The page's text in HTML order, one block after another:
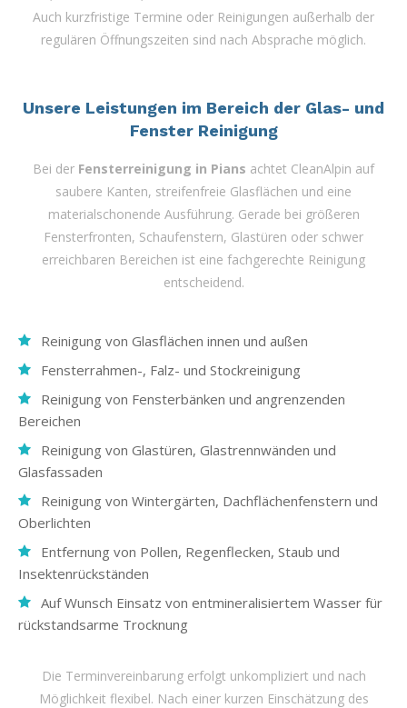
Auch kurzfristige Termine oder Reinigungen außerhalb der
regulären Öffnungszeiten sind nach Absprache möglich.
Unsere Leistungen im Bereich der Glas- und
Fenster Reinigung
Bei der Fensterreinigung in Pians achtet CleanAlpin auf
saubere Kanten, streifenfreie Glasflächen und eine
materialschonende Ausführung. Gerade bei größeren
Fensterfronten, Schaufenstern, Glastüren oder schwer
erreichbaren Bereichen ist eine fachgerechte Reinigung
entscheidend.
Reinigung von Glasflächen innen und außen
Fensterrahmen-, Falz- und Stockreinigung
Reinigung von Fensterbänken und angrenzenden
Bereichen
Reinigung von Glastüren, Glastrennwänden und
Glasfassaden
Reinigung von Wintergärten, Dachflächenfenstern und
Oberlichten
Entfernung von Pollen, Regenflecken, Staub und
Insektenrückständen
Auf Wunsch Einsatz von entmineralisiertem Wasser für
rückstandsarme Trocknung
Die Terminvereinbarung erfolgt unkompliziert und nach
Möglichkeit flexibel. Nach einer kurzen Einschätzung des